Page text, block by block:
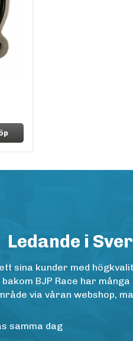
Ledande i
sina kunder med
BJP Race har
via våran webshop,
samma dag